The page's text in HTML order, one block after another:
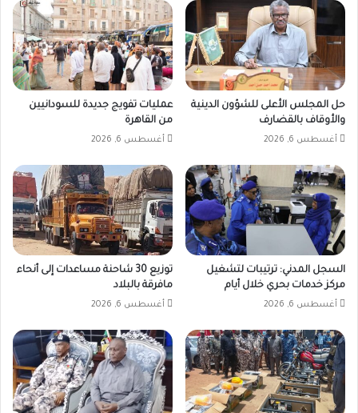
حل المجلس الأعلى للشؤون الدينية
والأوقاف بالقضارف
أغسطس 6, 2026
عمليات تفويج جديدة للسودانيين
من القاهرة
أغسطس 6, 2026
السجل المدني: ترتيبات لتشغيل
مركز خدمات بحري خلال أيام
أغسطس 6, 2026
توزيع 30 شاحنة مساعدات إلى أنحاء
مافرقة بالبلاد
أغسطس 6, 2026